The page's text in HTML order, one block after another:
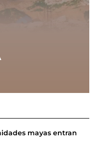
mayas entran